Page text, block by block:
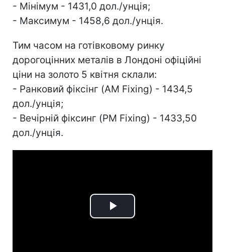
- Мінімум - 1431,0 дол./унція;
- Максимум - 1458,6 дол./унція.
Тим часом на готівковому ринку
дорогоцінних металів в Лондоні офіційні
ціни на золото 5 квітня склали:
- Ранковий фіксінг (AM Fixing) - 1434,5
дол./унція;
- Вечірній фіксинг (PM Fixing) - 1433,50
дол./унція.
Play